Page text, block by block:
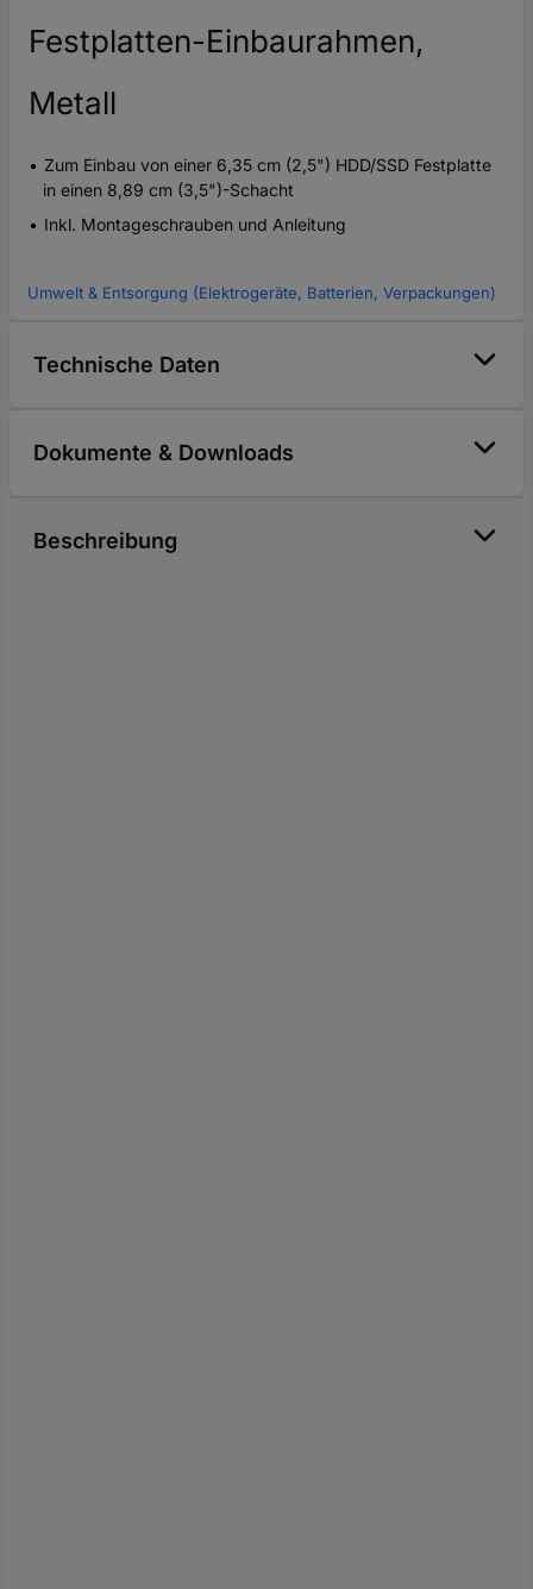
Festplatten-Einbaurahmen,
Metall
Zum Einbau von einer 6,35 cm (2,5") HDD/SSD Festplatte
in einen 8,89 cm (3,5")-Schacht
Inkl. Montageschrauben und Anleitung
Umwelt & Entsorgung (Elektrogeräte, Batterien, Verpackungen)
Technische Daten
Dokumente & Downloads
Beschreibung